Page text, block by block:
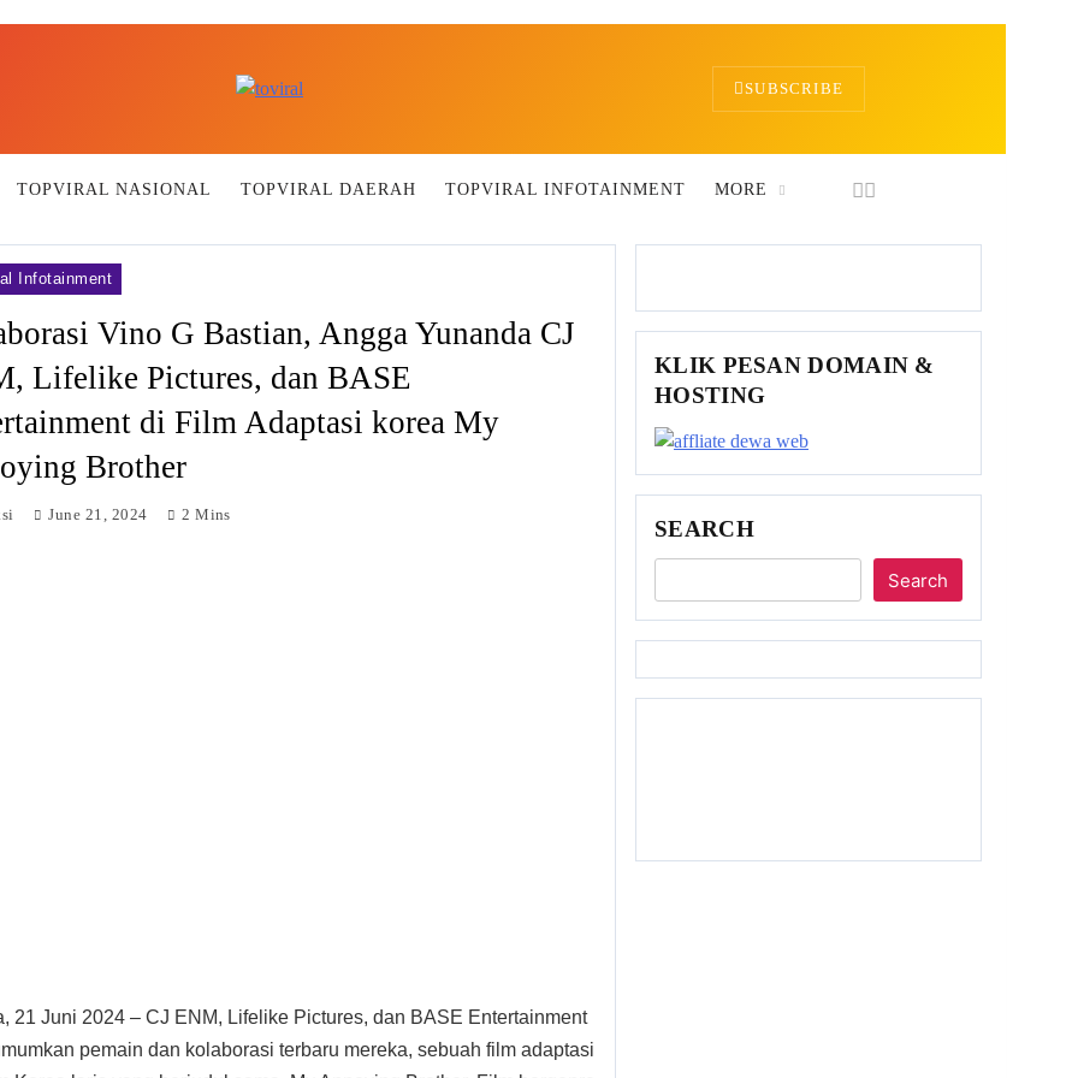
SUBSCRIBE
TOPVIRAL NASIONAL TOPVIRAL DAERAH TOPVIRAL INFOTAINMENT MORE
Infotainment
Vino G Bastian, Angga Yunanda CJ
Lifelike Pictures, dan BASE
di Film Adaptasi korea My
Brother
June 21, 2024 2 Mins
21 Juni 2024 – CJ ENM, Lifelike Pictures, dan BASE Entertainment
pemain dan kolaborasi terbaru mereka, sebuah film adaptasi
KLIK PESAN DOMAIN &
HOSTING
SEARCH
Search